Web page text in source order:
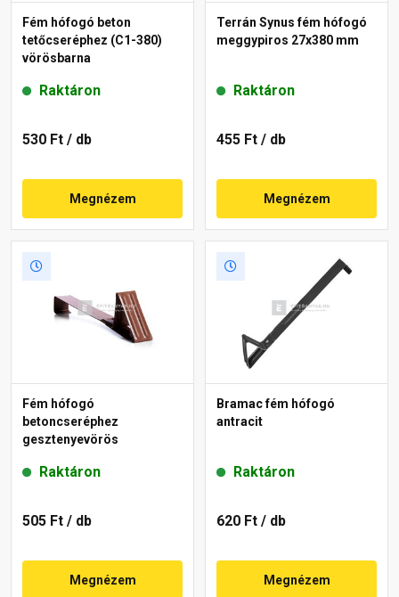
Fém hófogó beton
tetőcseréphez (C1-380)
vörösbarna
Raktáron
530 Ft / db
Megnézem
Terrán Synus fém hófogó
meggypiros 27x380 mm
Raktáron
455 Ft / db
Megnézem
Fém hófogó
betoncseréphez
gesztenyevörös
Raktáron
505 Ft / db
Megnézem
Bramac fém hófogó
antracit
Raktáron
620 Ft / db
Megnézem